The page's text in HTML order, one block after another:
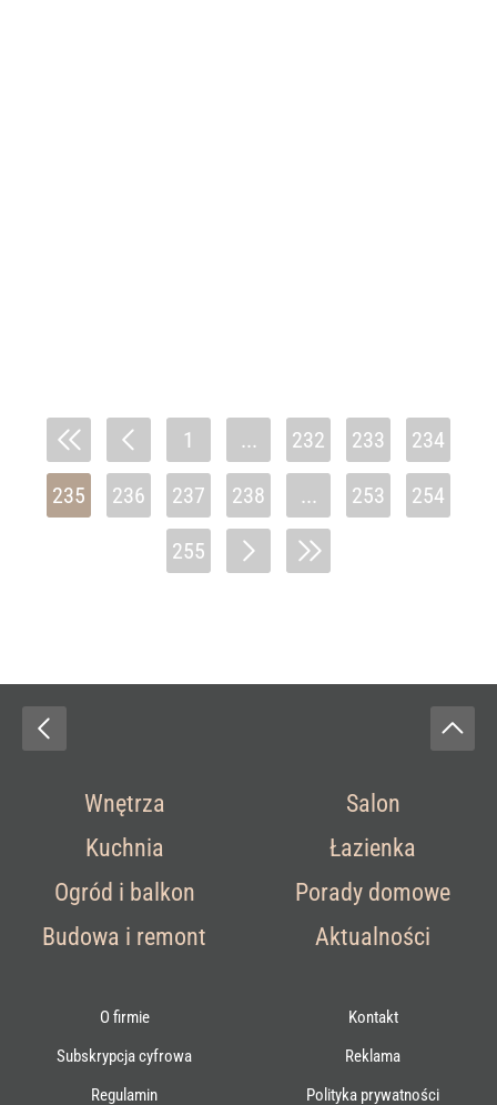
1 ... 232 233 234
235 236 237 238 ... 253 254
255
Wnętrza
Salon
Kuchnia
Łazienka
Ogród i balkon
Porady domowe
Budowa i remont
Aktualności
O firmie
Kontakt
Subskrypcja cyfrowa
Reklama
Regulamin
Polityka prywatności